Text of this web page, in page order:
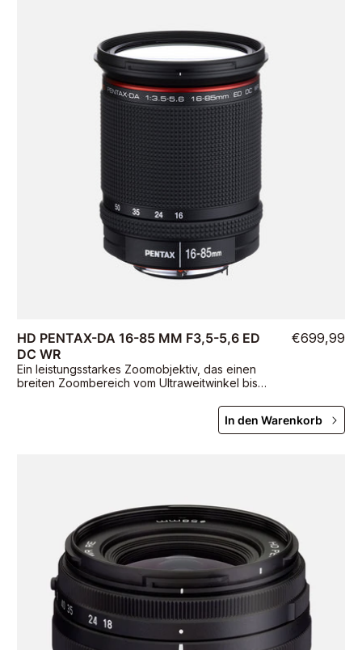
HD PENTAX-DA 16-85 MM F3,5-5,6 ED
DC WR
Ein leistungsstarkes Zoomobjektiv, das einen
breiten Zoombereich vom Ultraweitwinkel bis
€699,99
In den Warenkorb